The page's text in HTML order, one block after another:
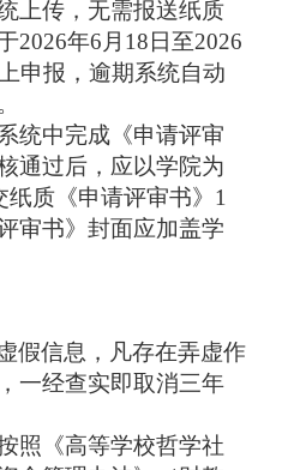
上传，无需报送纸质
2026年6月18日至2026
申报，逾期系统自动
统中完成《申请评审
通过后，应以学院为
纸质《申请评审书》1
审书》封面应加盖学
假信息，凡存在弄虚作
一经查实即取消三年
照《高等学校哲学社